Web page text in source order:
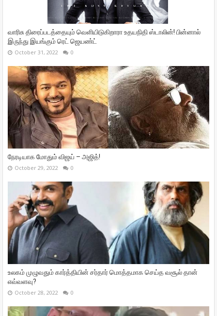
வாரிசு திரைப்படத்தையும் வெளியிடுகிறாரா உதயநிதி ஸ்டாலின்! பின்னால்
இருந்து இயங்கும் ரெட் ஜெயண்ட்
October 31, 2022 0
நேரடியாக மோதும் விஜய் – அஜித்!
October 29, 2022 0
உலகம் முழுவதும் கார்த்தியின் சர்தார் மொத்தமாக செய்த வசூல் தான்
எவ்வளவு?
October 28, 2022 0